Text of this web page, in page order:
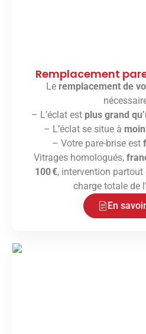
Remplacement
Le remplacement de
– L’éclat est plus grand
– L’éclat se situe à
– Votre pare-brise est
Vitrages homologués,
100 €, intervention partout
charge totale de
En